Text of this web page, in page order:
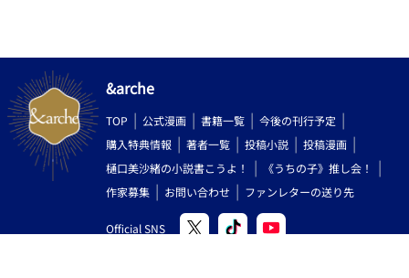
&arche
TOP 公式漫画 書籍一覧
今後の刊行予定
購入特典情報
著者一覧 投稿小説
投稿漫画
樋口美沙緒の小説書こうよ！
《うちの子》推し会！
作家募集
お問い合わせ ファンレターの送り先
Official SNS